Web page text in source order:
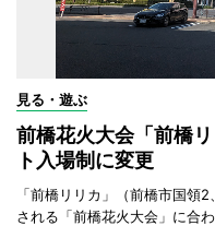
見る・遊ぶ
前橋花火大会「前橋
ト入場制に変更
「前橋リリカ」（前橋市国
される「前橋花火大会」に合